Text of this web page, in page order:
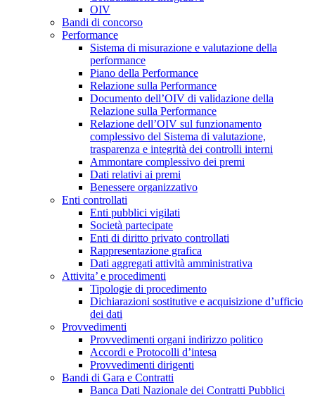
OIV
Bandi di concorso
Performance
Sistema di misurazione e valutazione della
performance
Piano della Performance
Relazione sulla Performance
Documento dell’OIV di validazione della
Relazione sulla Performance
Relazione dell’OIV sul funzionamento
complessivo del Sistema di valutazione,
trasparenza e integrità dei controlli interni
Ammontare complessivo dei premi
Dati relativi ai premi
Benessere organizzativo
Enti controllati
Enti pubblici vigilati
Società partecipate
Enti di diritto privato controllati
Rappresentazione grafica
Dati aggregati attività amministrativa
Attivita’ e procedimenti
Tipologie di procedimento
Dichiarazioni sostitutive e acquisizione d’ufficio
dei dati
Provvedimenti
Provvedimenti organi indirizzo politico
Accordi e Protocolli d’intesa
Provvedimenti dirigenti
Bandi di Gara e Contratti
Banca Dati Nazionale dei Contratti Pubblici